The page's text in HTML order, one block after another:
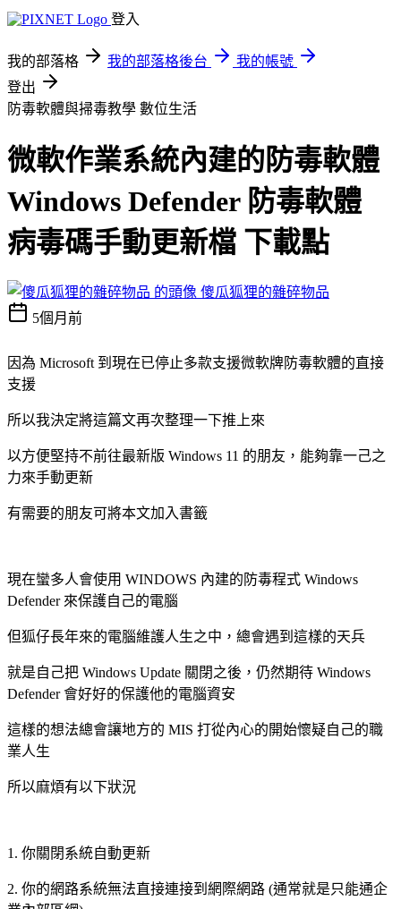
登入
我的部落格 我的部落格後台
我的帳號
登出
防毒軟體與掃毒教學 數位生活
微軟作業系統內建的防毒軟體
Windows Defender 防毒軟體
病毒碼手動更新檔 下載點
傻瓜狐狸的雜碎物品
5個月前
因為 Microsoft 到現在已停止多款支援微軟牌防毒軟體的直接
支援
所以我決定將這篇文再次整理一下推上來
以方便堅持不前往最新版 Windows 11 的朋友，能夠靠一己之
力來手動更新
有需要的朋友可將本文加入書籤
現在蠻多人會使用 WINDOWS 內建的防毒程式 Windows
Defender 來保護自己的電腦
但狐仔長年來的電腦維護人生之中，總會遇到這樣的天兵
就是自己把 Windows Update 關閉之後，仍然期待 Windows
Defender 會好好的保護他的電腦資安
這樣的想法總會讓地方的 MIS 打從內心的開始懷疑自己的職
業人生
所以麻煩有以下狀況
1. 你關閉系統自動更新
2. 你的網路系統無法直接連接到網際網路 (通常就是只能通企